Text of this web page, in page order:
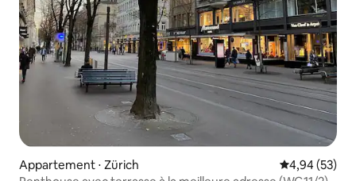
Appartement ⋅ Zürich Évaluation
4,94 (53)